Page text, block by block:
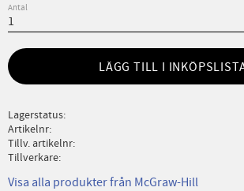
Antal
LÄGG TILL I
Lagerstatus
Artikelnr
Tillv. artikelnr
Tillverkare
Visa alla produkter från McGraw-Hill